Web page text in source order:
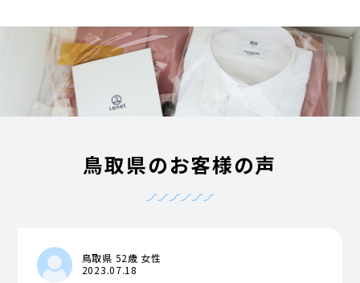
鳥取県のお客様の声
鳥取県 52歳 女性
2023.07.18